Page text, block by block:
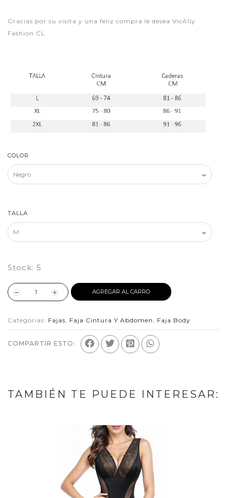
Gracias por su visita y una feliz compra le desea VicAlly
Fashion CL
COLOR
TALLA
Stock: 5
AGREGAR AL CARRO
Categorías: Fajas, Faja Cintura Y Abdomen , Faja Body
COMPARTIR ESTO:
TAMBIÉN TE PUEDE INTERESAR: